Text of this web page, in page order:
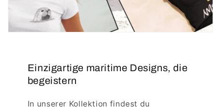
Einzigartige maritime Designs, die
begeistern
In unserer Kollektion findest du